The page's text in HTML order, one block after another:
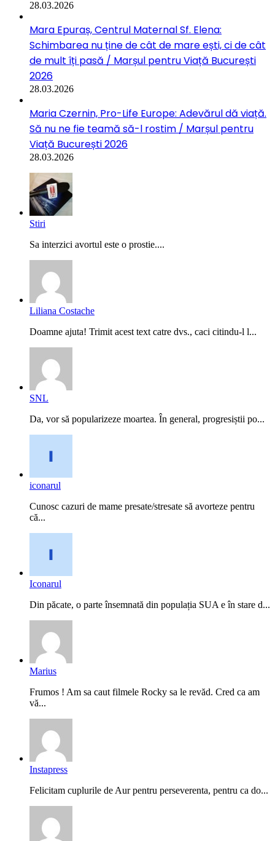
28.03.2026
Mara Epuraș, Centrul Maternal Sf. Elena:
Schimbarea nu ține de cât de mare ești, ci de cât
de mult îți pasă / Marșul pentru Viață București
2026
28.03.2026
Maria Czernin, Pro-Life Europe: Adevărul dă viață.
Să nu ne fie teamă să-l rostim / Marșul pentru
Viață București 2026
28.03.2026
Stiri
Sa interzici avortul este o prostie....
Liliana Costache
Doamne ajuta! Trimit acest text catre dvs., caci citindu-l l...
SNL
Da, vor să popularizeze moartea. În general, progresiștii po...
iconarul
Cunosc cazuri de mame presate/stresate să avorteze pentru
că...
Iconarul
Din păcate, o parte însemnată din populația SUA e în stare d...
Marius
Frumos ! Am sa caut filmele Rocky sa le revăd. Cred ca am
vă...
Instapress
Felicitam cuplurile de Aur pentru perseverenta, pentru ca do...